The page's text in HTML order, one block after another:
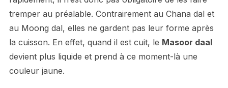
tremper au préalable. Contrairement au Chana dal et
au Moong dal, elles ne gardent pas leur forme après
la cuisson. En effet, quand il est cuit, le Masoor daal
devient plus liquide et prend à ce moment-là une
couleur jaune.